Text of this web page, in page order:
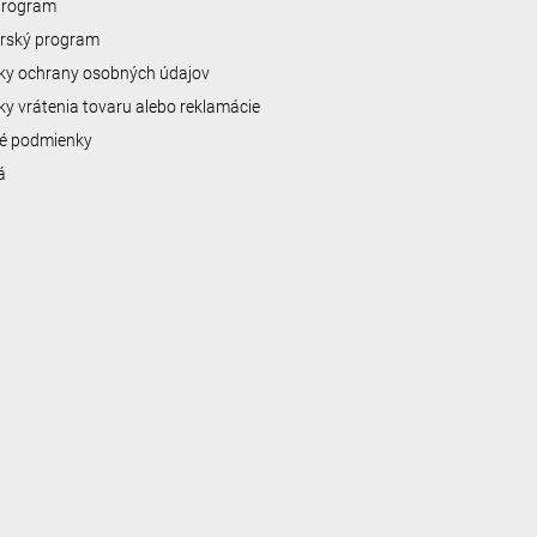
program
ochrany osobných údajov
vrátenia tovaru alebo reklamácie
podmienky